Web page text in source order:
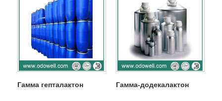
Гамма гепталактон Гамма-додекалактон